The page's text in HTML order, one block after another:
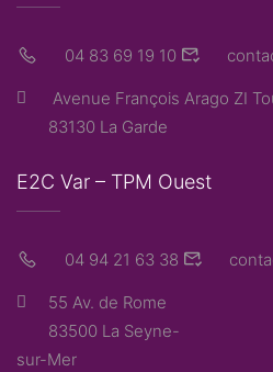
04 83 69 19 10
Avenue François Arago ZI
83130 La Garde
E2C Var – TPM Ouest
04 94 21 63 38
55 Av. de Rome
83500 La Seyne-
sur-Mer